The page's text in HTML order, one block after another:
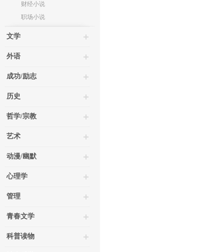
财经小说
职场小说
文学
外语
成功/励志
历史
哲学/宗教
艺术
动漫/幽默
心理学
管理
青春文学
科普读物